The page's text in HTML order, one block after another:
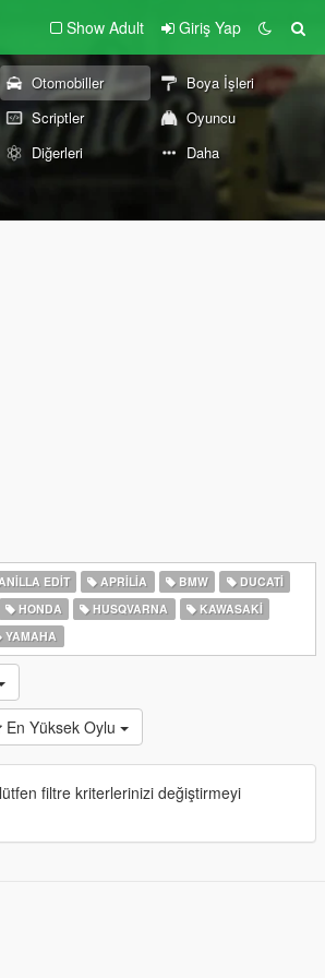
Show Adult Giriş Yap
Otomobiller
Boya İşleri
Scriptler
Oyuncu
Diğerleri Daha
EDIT APRILIA BMW
DUCATI
HONDA HUSQVARNA
KAWASAKI
YAMAHA
En Yüksek Oylu
filtre kriterlerinizi değiştirmeyi